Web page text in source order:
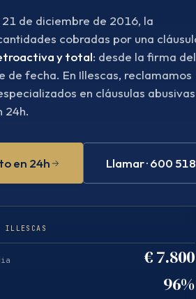
21 de diciembre de 2016, la
cobradas por una
y total: desde la firma del
de fecha. En Illescas, reclamamos
en cláusulas
24h.
en 24h Llamar · 600
ILLESCAS
€ 7.800
96%